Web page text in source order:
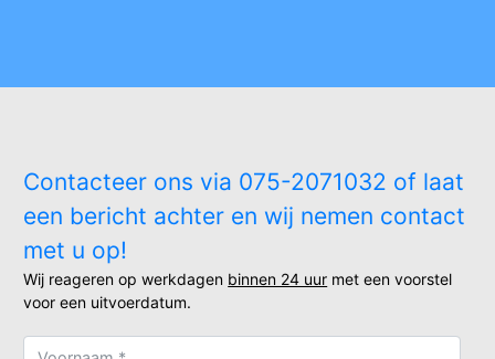
Contacteer ons via 075-2071032 of laat
een bericht achter en wij nemen contact
met u op!
Wij reageren op werkdagen binnen 24 uur met een voorstel
voor een uitvoerdatum.